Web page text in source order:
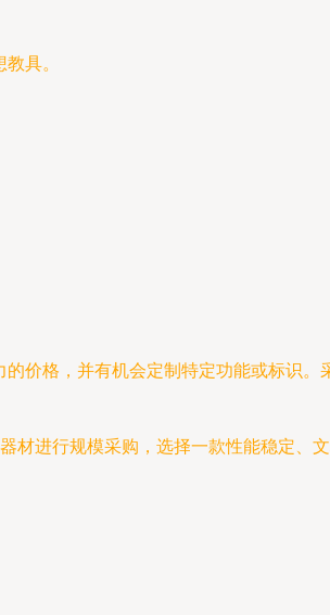
具。
价格，并有机会定制特定功能或标识。
材进行规模采购，选择一款性能稳定、